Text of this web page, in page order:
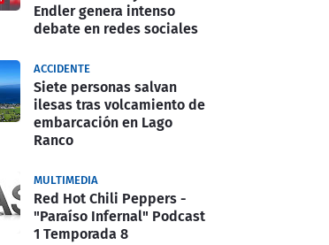
Endler genera intenso
debate en redes sociales
ACCIDENTE
Siete personas salvan
ilesas tras volcamiento de
embarcación en Lago
Ranco
MULTIMEDIA
Red Hot Chili Peppers -
"Paraíso Infernal" Podcast
1 Temporada 8